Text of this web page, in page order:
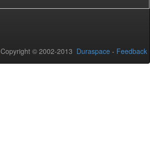
Copyright © 2002-2013 Duraspace - Feedback